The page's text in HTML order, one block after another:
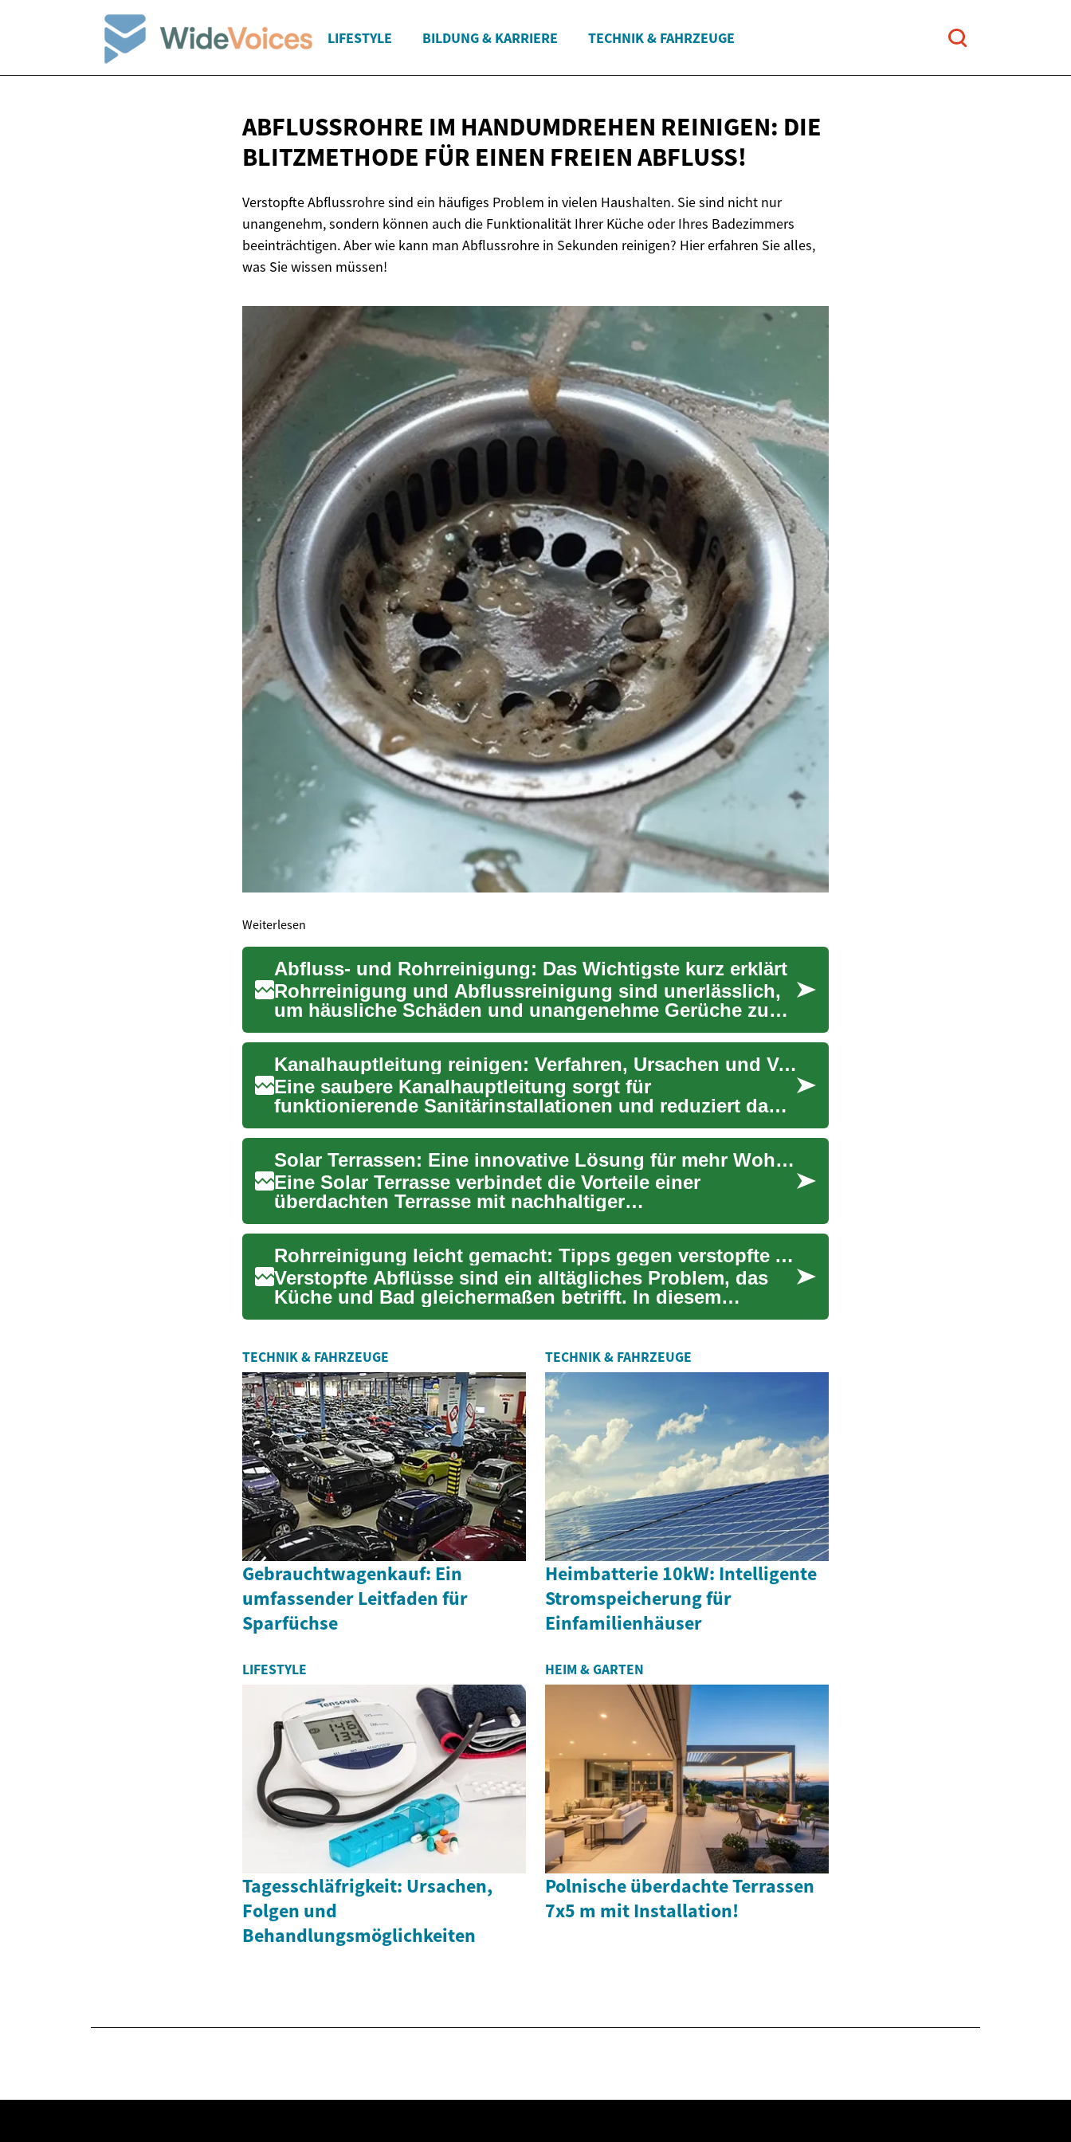
LIFESTYLE BILDUNG & KARRIERE TECHNIK & FAHRZEUGE
ABFLUSSROHRE IM HANDUMDREHEN REINIGEN: DIE
BLITZMETHODE FÜR EINEN FREIEN ABFLUSS!
Verstopfte Abflussrohre sind ein häufiges Problem in vielen Haushalten. Sie sind nicht nur
unangenehm, sondern können auch die Funktionalität Ihrer Küche oder Ihres Badezimmers
beeinträchtigen. Aber wie kann man Abflussrohre in Sekunden reinigen? Hier erfahren Sie alles,
was Sie wissen müssen!
Weiterlesen
Abfluss- und Rohrreinigung: Das Wichtigste kurz erklärt
Rohrreinigung und Abflussreinigung sind unerlässlich,
um häusliche Schäden und unangenehme Gerüche zu
vermeiden. Erfa...
Kanalhauptleitung reinigen: Verfahren, Ursachen und Vorsorge
Eine saubere Kanalhauptleitung sorgt für
funktionierende Sanitärinstallationen und reduziert das
Risiko von Rückstau ...
Solar Terrassen: Eine innovative Lösung für mehr Wohnkomfort im Freien
Eine Solar Terrasse verbindet die Vorteile einer
überdachten Terrasse mit nachhaltiger
Energiegewinnung. Diese innova...
Rohrreinigung leicht gemacht: Tipps gegen verstopfte Abflüsse
Verstopfte Abflüsse sind ein alltägliches Problem, das
Küche und Bad gleichermaßen betrifft. In diesem
Leitfaden lese...
TECHNIK & FAHRZEUGE
Gebrauchtwagenkauf: Ein
umfassender Leitfaden für
Sparfüchse
TECHNIK & FAHRZEUGE
Heimbatterie 10kW: Intelligente
Stromspeicherung für
Einfamilienhäuser
LIFESTYLE
Tagesschläfrigkeit: Ursachen,
Folgen und
Behandlungsmöglichkeiten
HEIM & GARTEN
Polnische überdachte Terrassen
7x5 m mit Installation!